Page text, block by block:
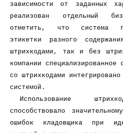
зависимости от заданных
реализован отдельный
отметить, что система
этикетки разного
штрихкодами, так и без
компании специализированное
со штрихкодами
системой.
Использование
способствовало
ошибок кладовщика при